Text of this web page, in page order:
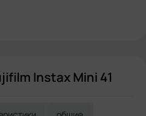
Instax Mini 41